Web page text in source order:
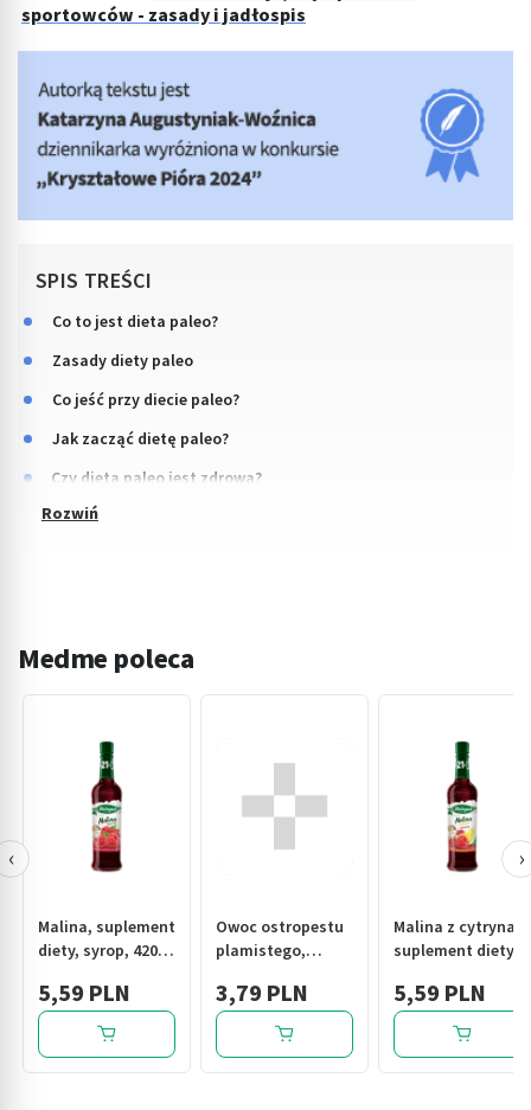
sportowców - zasady i jadłospis
SPIS TREŚCI
Co to jest dieta paleo?
Zasady diety paleo
Co jeść przy diecie paleo?
Jak zacząć dietę paleo?
Czy dieta paleo jest zdrowa?
Medme poleca
Malina, suplement
diety, syrop, 420
5,59 PLN
Owoc ostropestu
plamistego,
100g
3,79 PLN
Malina z cytryna,
suplement diety,
5,59 PLN
‹ ›